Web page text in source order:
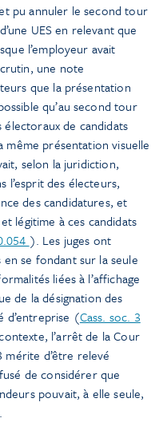
pu annuler le second tour
UES en relevant que
l’employeur avait
une note
que la présentation
qu’au second tour
de candidats
même présentation visuelle
selon la juridiction,
l’esprit des électeurs,
des candidatures, et
légitime à ces candidats
). Les juges ont
se fondant sur la seule
liées à l’affichage
de la désignation des
d’entreprise (Cass. soc. 3
l’arrêt de la Cour
d’être relevé
de considérer que
pouvait, à elle seule,